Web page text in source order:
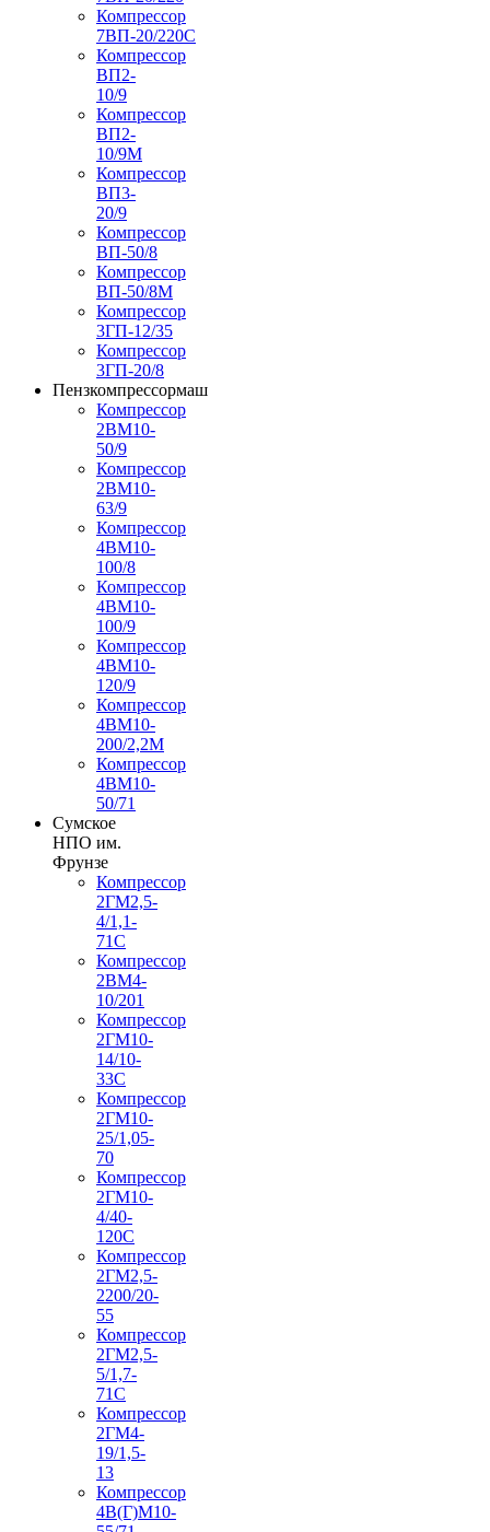
Компрессор
7ВП-20/220С
Компрессор
ВП2-
10/9
Компрессор
ВП2-
10/9М
Компрессор
ВП3-
20/9
Компрессор
ВП-50/8
Компрессор
ВП-50/8М
Компрессор
3ГП-12/35
Компрессор
3ГП-20/8
Пензкомпрессормаш
Компрессор
2ВМ10-
50/9
Компрессор
2ВМ10-
63/9
Компрессор
4ВМ10-
100/8
Компрессор
4ВМ10-
100/9
Компрессор
4ВМ10-
120/9
Компрессор
4ВМ10-
200/2,2М
Компрессор
4ВМ10-
50/71
Сумское
НПО им.
Фрунзе
Компрессор
2ГМ2,5-
4/1,1-
71С
Компрессор
2ВМ4-
10/201
Компрессор
2ГМ10-
14/10-
33С
Компрессор
2ГМ10-
25/1,05-
70
Компрессор
2ГМ10-
4/40-
120С
Компрессор
2ГМ2,5-
2200/20-
55
Компрессор
2ГМ2,5-
5/1,7-
71С
Компрессор
2ГМ4-
19/1,5-
13
Компрессор
4В(Г)М10-